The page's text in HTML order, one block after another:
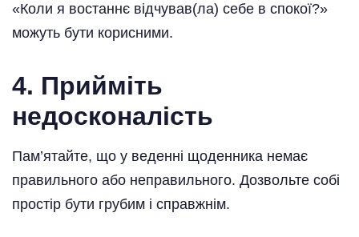
«Коли я востаннє відчував(ла) себе в спокої?»
можуть бути корисними.
4. Прийміть
недосконалість
Пам’ятайте, що у веденні щоденника немає
правильного або неправильного. Дозвольте собі
простір бути грубим і справжнім.